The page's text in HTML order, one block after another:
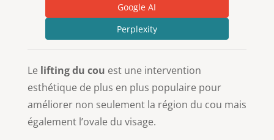
Google AI
Perplexity
Le lifting du cou est une intervention
esthétique de plus en plus populaire pour
améliorer non seulement la région du cou mais
également l’ovale du visage.